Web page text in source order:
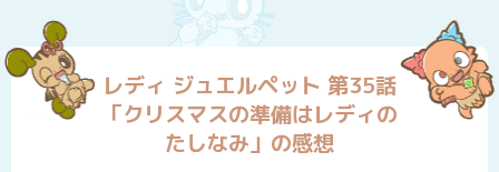
レディ ジュエルペット 第35話
「クリスマスの準備はレディの
たしなみ」の感想